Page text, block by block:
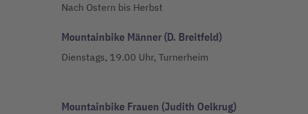
Nach Ostern bis Herbst
Mountainbike Männer (D. Breitfeld)
Dienstags, 19.00 Uhr, Turnerheim
Mountainbike Frauen (Judith Oelkrug)